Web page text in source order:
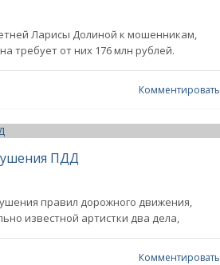
Ларисы Долиной к мошенникам,
требует от них 176 млн рублей.
Комментировать
ПДД
правил дорожного движения,
известной артистки два дела,
Комментировать